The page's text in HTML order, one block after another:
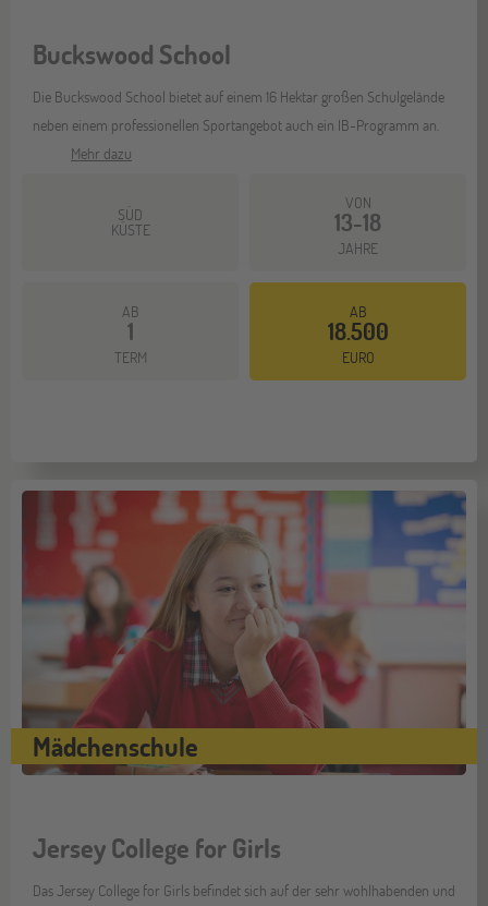
Buckswood School
Die Buckswood School bietet auf einem 16 Hektar großen Schulgelände
neben einem professionellen Sportangebot auch ein IB-Programm an.
Mehr dazu
SÜD
KÜSTE
VON
13-18
JAHRE
AB
1
TERM
AB
18.500
EURO
Mädchenschule
Jersey College for Girls
Das Jersey College for Girls befindet sich auf der sehr wohlhabenden und